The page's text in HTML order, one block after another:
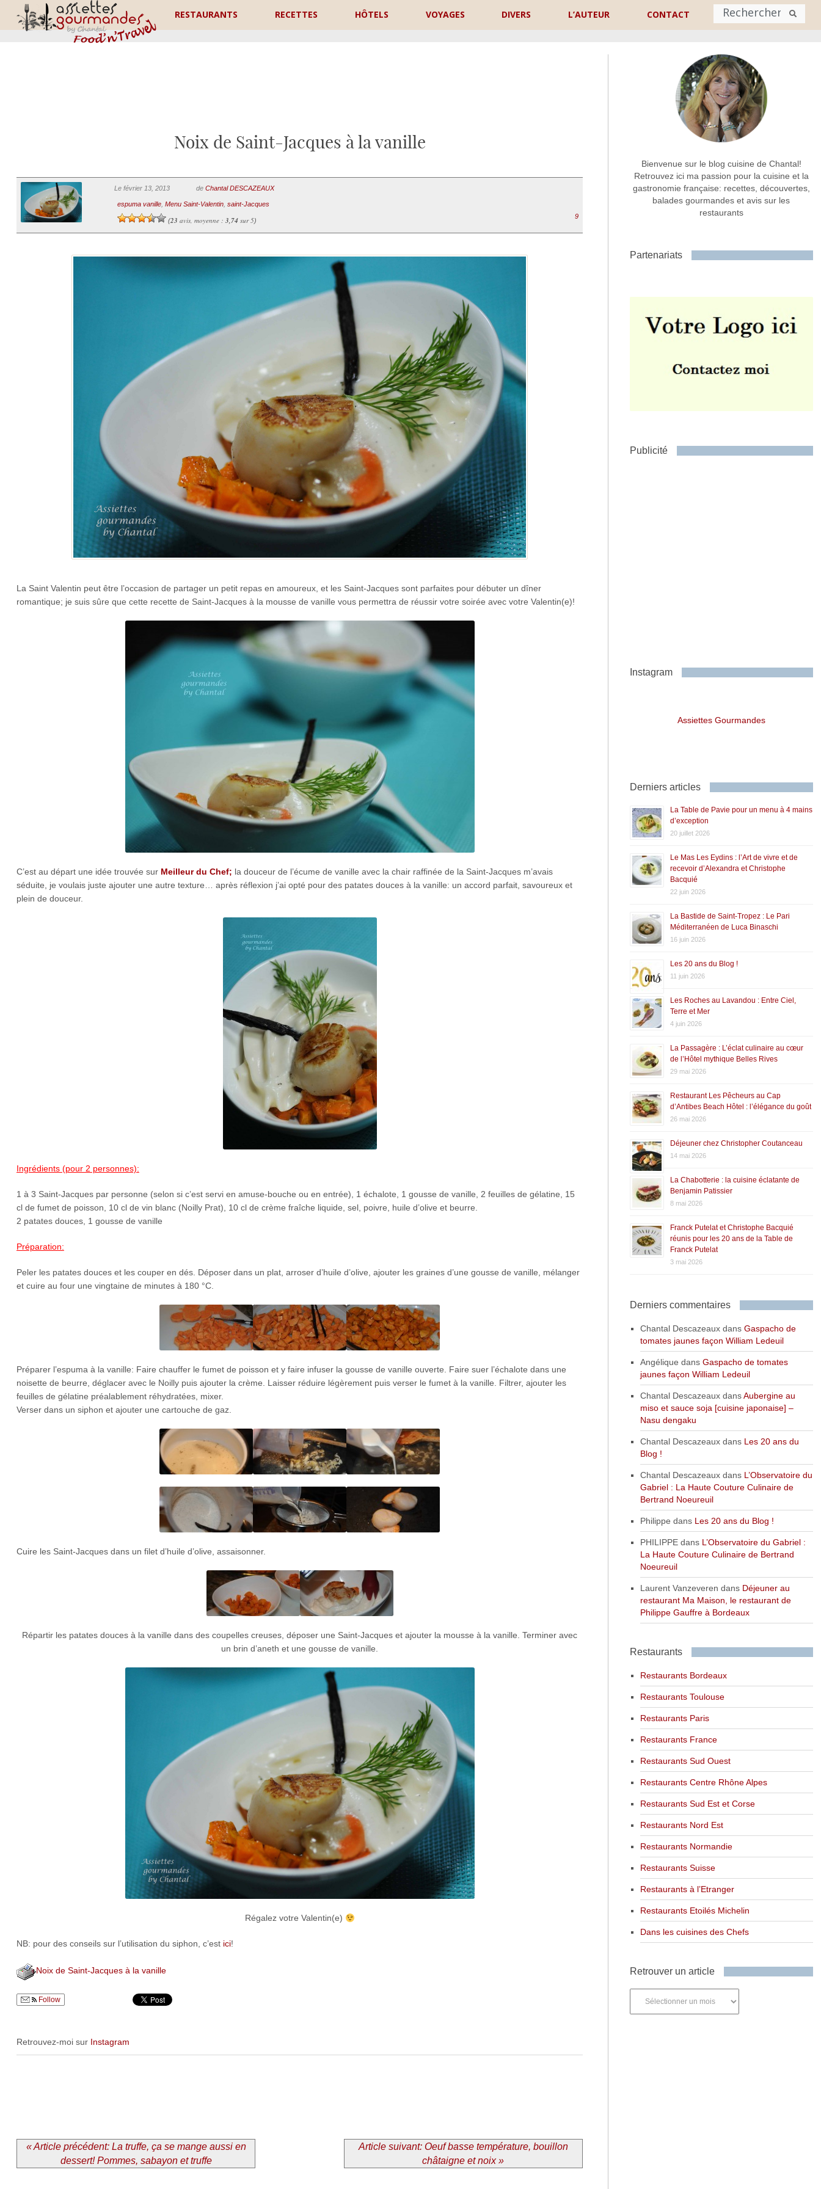
RESTAURANTS RECETTES HÔTELS VOYAGES DIVERS L’AUTEUR CONTACT
Nom
Commentaire ou message *
Noix de Saint-Jacques à la vanille
Le février 13, 2013 de Chantal DESCAZEAUX
espuma vanille, Menu Saint-Valentin, saint-Jacques
(23 avis, moyenne : 3,74sur 5)
9
La Saint Valentin peut être l’occasion de partager un petit repas en amoureux, et les Saint-Jacques sont parfaites pour débuter un dîner
romantique; je suis sûre que cette recette de Saint-Jacques à la mousse de vanille vous permettra de réussir votre soirée avec votre Valentin(e)!
C’est au départ une idée trouvée sur Meilleur du Chef; la douceur de l’écume de vanille avec la chair raffinée de la Saint-Jacques m’avais
séduite, je voulais juste ajouter une autre texture… après réflexion j’ai opté pour des patates douces à la vanille: un accord parfait, savoureux et
plein de douceur.
Ingrédients (pour 2 personnes):
1 à 3 Saint-Jacques par personne (selon si c’est servi en amuse-bouche ou en entrée), 1 échalote, 1 gousse de vanille, 2 feuilles de gélatine, 15
cl de fumet de poisson, 10 cl de vin blanc (Noilly Prat), 10 cl de crème fraîche liquide, sel, poivre, huile d’olive et beurre.
2 patates douces, 1 gousse de vanille
Préparation:
Peler les patates douces et les couper en dés. Déposer dans un plat, arroser d’huile d’olive, ajouter les graines d’une gousse de vanille, mélanger
et cuire au four une vingtaine de minutes à 180 °C.
Préparer l’espuma à la vanille: Faire chauffer le fumet de poisson et y faire infuser la gousse de vanille ouverte. Faire suer l’échalote dans une
noisette de beurre, déglacer avec le Noilly puis ajouter la crème. Laisser réduire légèrement puis verser le fumet à la vanille. Filtrer, ajouter les
feuilles de gélatine préalablement réhydratées, mixer.
Verser dans un siphon et ajouter une cartouche de gaz.
Cuire les Saint-Jacques dans un filet d’huile d’olive, assaisonner.
Répartir les patates douces à la vanille dans des coupelles creuses, déposer une Saint-Jacques et ajouter la mousse à la vanille. Terminer avec
un brin d’aneth et une gousse de vanille.
Régalez votre Valentin(e)
NB: pour des conseils sur l’utilisation du siphon, c’est ici!
Noix de Saint-Jacques à la vanille
Follow
Retrouvez-moi sur Instagram
« Article précédent: La truffe, ça se mange aussi en
dessert! Pommes, sabayon et truffe
Article suivant: Oeuf basse température, bouillon
châtaigne et noix »
Bienvenue sur le blog cuisine de Chantal!
Retrouvez ici ma passion pour la cuisine et la
gastronomie française: recettes, découvertes,
balades gourmandes et avis sur les
restaurants
Partenariats
Publicité
Instagram
Assiettes Gourmandes
Derniers articles
La Table de Pavie pour un menu à 4 mains
d’exception
20 juillet 2026
Le Mas Les Eydins : l’Art de vivre et de
recevoir d’Alexandra et Christophe
Bacquié
22 juin 2026
La Bastide de Saint-Tropez : Le Pari
Méditerranéen de Luca Binaschi
16 juin 2026
Les 20 ans du Blog !
11 juin 2026
Les Roches au Lavandou : Entre Ciel,
Terre et Mer
4 juin 2026
La Passagère : L’éclat culinaire au cœur
de l’Hôtel mythique Belles Rives
29 mai 2026
Restaurant Les Pêcheurs au Cap
d’Antibes Beach Hôtel : l’élégance du goût
26 mai 2026
Déjeuner chez Christopher Coutanceau
14 mai 2026
La Chabotterie : la cuisine éclatante de
Benjamin Patissier
8 mai 2026
Franck Putelat et Christophe Bacquié
réunis pour les 20 ans de la Table de
Franck Putelat
3 mai 2026
Derniers commentaires
Chantal Descazeauxdans Gaspacho de
tomates jaunes façon William Ledeuil
Angélique dans Gaspacho de tomates
jaunes façon William Ledeuil
Chantal DescazeauxdansAubergine au
miso et sauce soja [cuisine japonaise] –
Nasu dengaku
Chantal Descazeauxdans Les 20 ans du
Blog !
Chantal Descazeauxdans L’Observatoire du
Gabriel : La Haute Couture Culinaire de
Bertrand Noeureuil
Philippe dans Les 20 ans du Blog !
PHILIPPEdans L’Observatoire du Gabriel :
La Haute Couture Culinaire de Bertrand
Noeureuil
Laurent Vanzeveren dans Déjeuner au
restaurant Ma Maison, le restaurant de
Philippe Gauffre à Bordeaux
Restaurants
Restaurants Bordeaux
Restaurants Toulouse
Restaurants Paris
Restaurants France
Restaurants Sud Ouest
Restaurants Centre Rhône Alpes
Restaurants Sud Est et Corse
Restaurants Nord Est
Restaurants Normandie
Restaurants Suisse
Restaurants à l’Etranger
Restaurants Etoilés Michelin
Dans les cuisines des Chefs
Retrouver un article